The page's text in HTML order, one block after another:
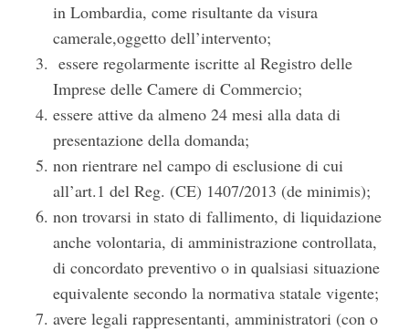
in Lombardia, come risultante da visura
camerale,oggetto dell’intervento;
essere regolarmente iscritte al Registro delle
Imprese delle Camere di Commercio;
essere attive da almeno 24 mesi alla data di
presentazione della domanda;
non rientrare nel campo di esclusione di cui
all’art.1 del Reg. (CE) 1407/2013 (de minimis);
non trovarsi in stato di fallimento, di liquidazione
anche volontaria, di amministrazione controllata,
di concordato preventivo o in qualsiasi situazione
equivalente secondo la normativa statale vigente;
avere legali rappresentanti, amministratori (con o